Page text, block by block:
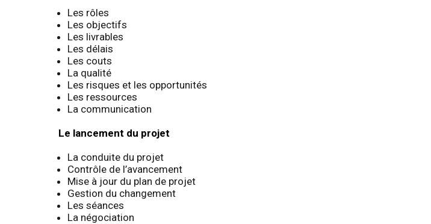
Les rôles
Les objectifs
Les livrables
Les délais
Les couts
La qualité
Les risques et les opportunités
Les ressources
La communication
Le lancement du projet
La conduite du projet
Contrôle de l’avancement
Mise à jour du plan de projet
Gestion du changement
Les séances
La négociation